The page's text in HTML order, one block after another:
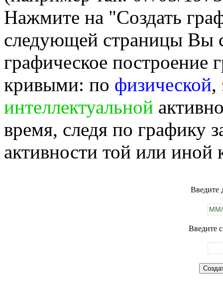
Нажмите на "Создать
следующей страницы Вы
графическое построение
кривыми: по физической,
интеллектуальной
время, следя по графику
активности той или иной
Введите
Введите